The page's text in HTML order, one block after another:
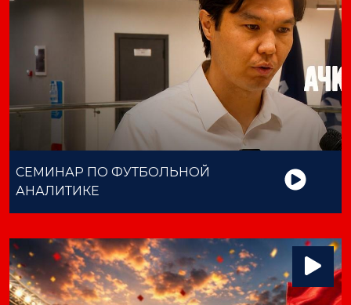
СЕМИНАР ПО ФУТБОЛЬНОЙ
АНАЛИТИКЕ